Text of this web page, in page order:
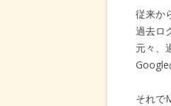
従来か
過去ロ
元々、
Google
それで